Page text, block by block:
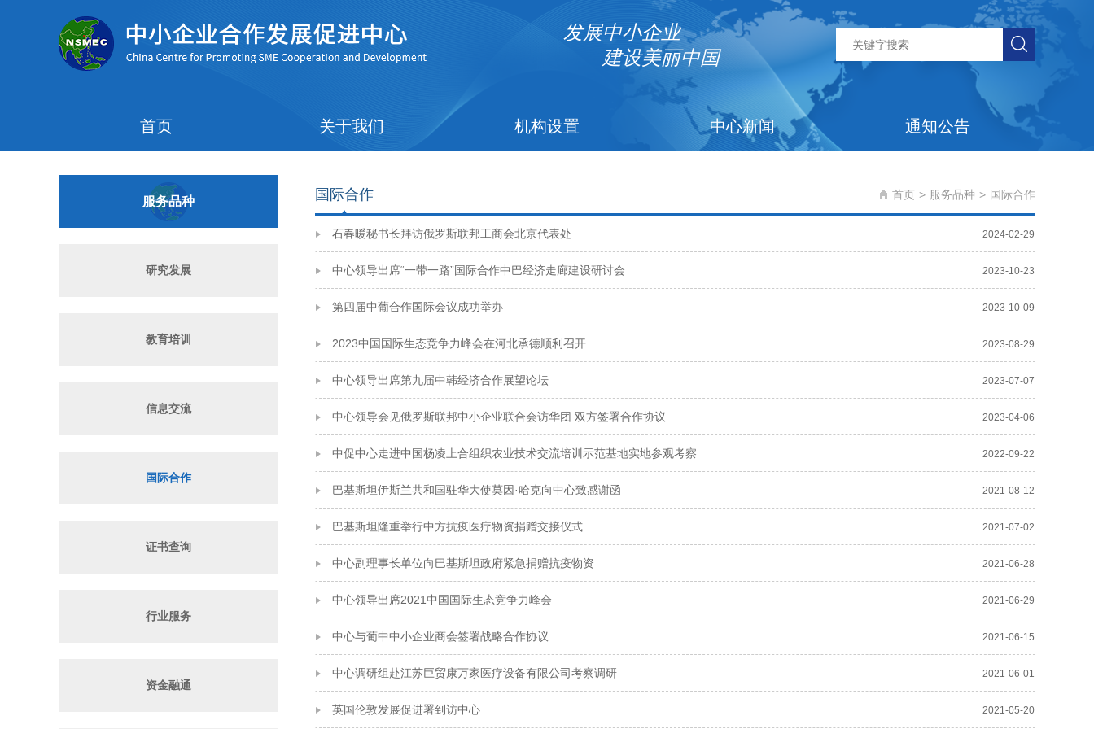
发展中小企业
建设美丽中国
首页 关于我们 机构设置 中心新闻 通知公告
服务品种
研究发展
教育培训
信息交流
国际合作
证书查询
行业服务
资金融通
国际合作 首页 > 服务品种 > 国际合作
石春暖秘书长拜访俄罗斯联邦工商会北京代表处 2024-02-29
中心领导出席“一带一路”国际合作中巴经济走廊建设研讨会 2023-10-23
第四届中葡合作国际会议成功举办 2023-10-09
2023中国国际生态竞争力峰会在河北承德顺利召开 2023-08-29
中心领导出席第九届中韩经济合作展望论坛 2023-07-07
中心领导会见俄罗斯联邦中小企业联合会访华团 双方签署合作协议 2023-04-06
中促中心走进中国杨凌上合组织农业技术交流培训示范基地实地参观考察 2022-09-22
巴基斯坦伊斯兰共和国驻华大使莫因·哈克​向中心致感谢函 2021-08-12
巴基斯坦隆重举行中方抗疫医疗物资捐赠交接仪式 2021-07-02
中心副理事长单位向巴基斯坦政府紧急捐赠抗疫物资 2021-06-28
中心领导出席2021中国国际生态竞争力峰会 2021-06-29
中心与葡中中小企业商会签署战略合作协议 2021-06-15
中心调研组赴江苏巨贸康万家医疗设备有限公司考察调研 2021-06-01
英国伦敦发展促进署到访中心 2021-05-20